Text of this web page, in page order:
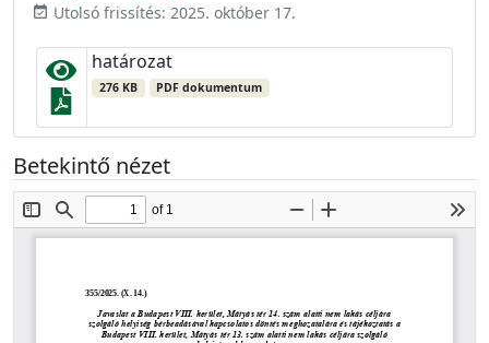
event_available Utolsó frissítés: 2025. október 17.
határozat
276 KB PDF dokumentum
Betekintő nézet